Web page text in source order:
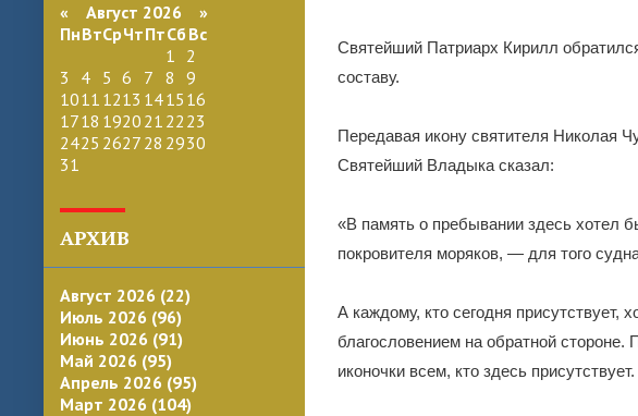
« Август 2026 »
ПнВтСрЧтПтСб Вс
1 2
3
4 5 6 7 8 9
1011 1213 1415 16
1718 1920 21 22 23
2425 2627 28 2930
31
АРХИВ
Август 2026 (22)
Июль 2026 (96)
Июнь 2026 (91)
Май 2026 (95)
Апрель 2026 (95)
Март 2026 (104)
Святейший Патриарх Кирилл
составу.
Передавая икону святителя Николая
Святейший Владыка сказал:
«В память о пребывании здесь хотел
покровителя моряков, — для того
А каждому, кто сегодня
благословением на обратной
иконочки всем, кто здесь присутствует.